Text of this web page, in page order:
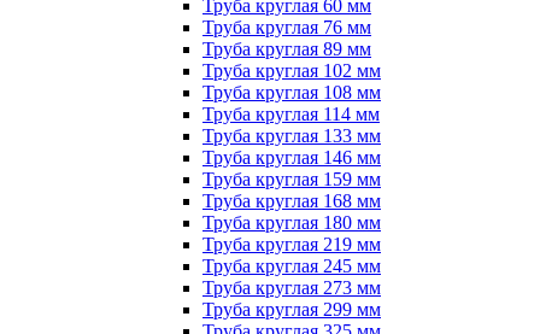
Труба круглая 60 мм
Труба круглая 76 мм
Труба круглая 89 мм
Труба круглая 102 мм
Труба круглая 108 мм
Труба круглая 114 мм
Труба круглая 133 мм
Труба круглая 146 мм
Труба круглая 159 мм
Труба круглая 168 мм
Труба круглая 180 мм
Труба круглая 219 мм
Труба круглая 245 мм
Труба круглая 273 мм
Труба круглая 299 мм